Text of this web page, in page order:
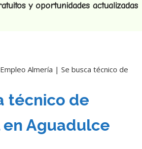
y oportunidades actualizadas
Empleo Almería | Se busca técnico de
técnico de
Aguadulce